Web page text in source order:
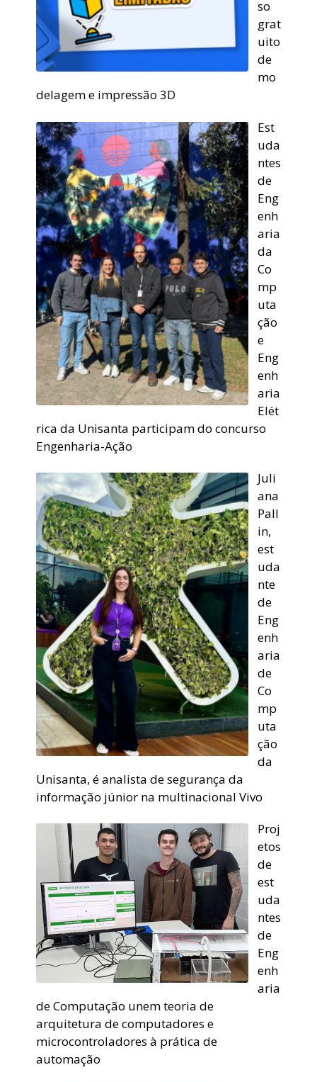
so
grat
uito
de
mo
delagem e impressão 3D
Est
uda
ntes
de
Eng
enh
aria
da
Co
mp
uta
ção
e
Eng
enh
aria
Elét
rica da Unisanta participam do concurso
Engenharia-Ação
Juli
ana
Pall
in,
est
uda
nte
de
Eng
enh
aria
de
Co
mp
uta
ção
da
Unisanta, é analista de segurança da
informação júnior na multinacional Vivo
Proj
etos
de
est
uda
ntes
de
Eng
enh
aria
de Computação unem teoria de
arquitetura de computadores e
microcontroladores à prática de
automação